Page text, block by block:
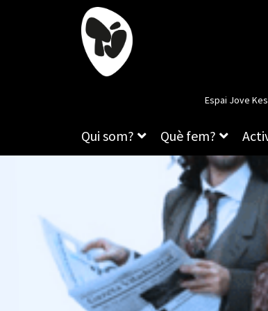
Espai Jove
Qui som? Què fem?